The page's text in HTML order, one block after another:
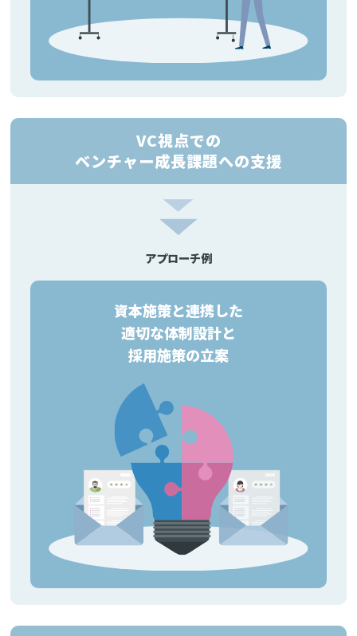
VC視点での
ベンチャー成長課題への支援
アプローチ例
資本施策と連携した
適切な体制設計と
採用施策の立案